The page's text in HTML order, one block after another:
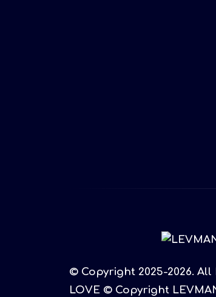
© Copyright 2025-2026.
LOVE © Copyright